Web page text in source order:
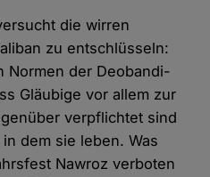
die wirren
zu entschlüsseln:
Normen der Deobandi-
Gläubige vor allem zur
verpflichtet sind
dem sie leben. Was
Nawroz verboten